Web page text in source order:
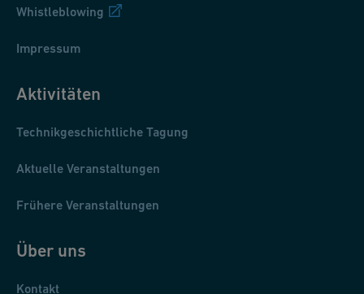
Whistleblowing
Impressum
Aktivitäten
Technikgeschichtliche Tagung
Aktuelle Veranstaltungen
Frühere Veranstaltungen
Über uns
Kontakt